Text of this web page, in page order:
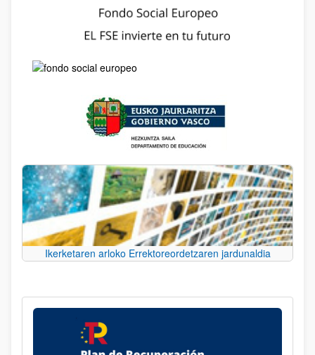
Ikerketaren arloko Errektoreordetzaren jardunaldia